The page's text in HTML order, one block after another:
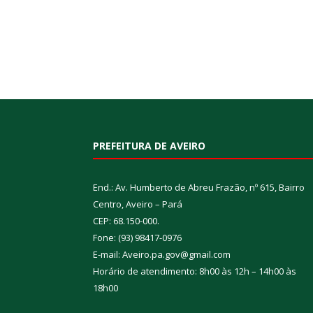
PREFEITURA DE AVEIRO
End.: Av. Humberto de Abreu Frazão, nº 615, Bairro
Centro, Aveiro – Pará
CEP: 68.150-000.
Fone: (93) 98417-0976
E-mail: Aveiro.pa.gov@gmail.com
Horário de atendimento: 8h00 às 12h – 14h00 às
18h00